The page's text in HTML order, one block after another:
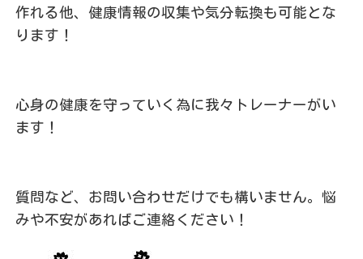
作れる他、健康情報の収集や気分転換も可能とな
ります！
心身の健康を守っていく為に我々トレーナーがい
ます！
質問など、お問い合わせだけでも構いません。悩
みや不安があればご連絡ください！